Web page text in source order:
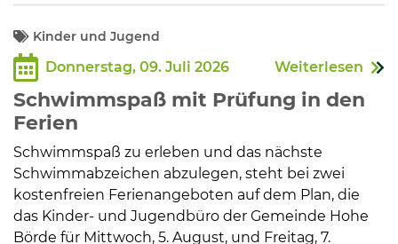
Kinder und Jugend
Donnerstag, 09. Juli 2026 Weiterlesen
Schwimmspaß mit Prüfung in den
Ferien
Schwimmspaß zu erleben und das nächste
Schwimmabzeichen abzulegen, steht bei zwei
kostenfreien Ferienangeboten auf dem Plan, die
das Kinder- und Jugendbüro der Gemeinde Hohe
Börde für Mittwoch, 5. August, und Freitag, 7.